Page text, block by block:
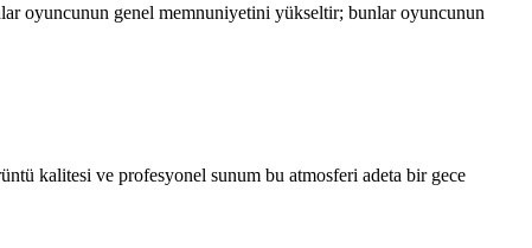
oyuncunun genel memnuniyetini yükseltir; bunlar oyuncunun
kalitesi ve profesyonel sunum bu atmosferi adeta bir gece